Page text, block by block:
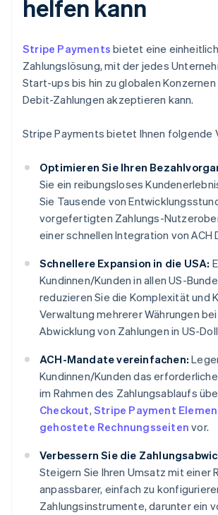
helfen kann
Stripe Payments bietet eine
Zahlungslösung, mit der jedes
Start-ups bis hin zu globalen Konzernen
Debit-Zahlungen akzeptieren kann.
Stripe Payments bietet Ihnen folgende
Optimieren Sie Ihren
Sie ein reibungsloses
Sie Tausende von
vorgefertigten Zahlungs-
einer schnellen Integration von ACH
Schnellere Expansion in die USA:
Kundinnen/Kunden in allen US-
reduzieren Sie die Komplexität und
Verwaltung mehrerer Währungen
Abwicklung von Zahlungen in US-
ACH-Mandate vereinfachen:
Kundinnen/Kunden das
im Rahmen des Zahlungsablaufs
Checkout,Stripe Payment
gehostete Rechnungsseiten vor.
Verbessern Sie die
Steigern Sie Ihren Umsatz mit einer
anpassbarer, einfach zu
Zahlungsinstrumente, darunter ein